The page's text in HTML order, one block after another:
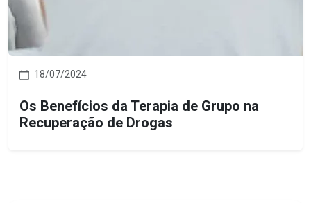
18/07/2024
Os Benefícios da Terapia de Grupo na
Recuperação de Drogas